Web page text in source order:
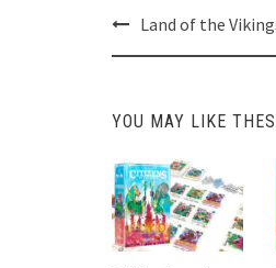
Post
navigation
Land of the
YOU MAY LIKE